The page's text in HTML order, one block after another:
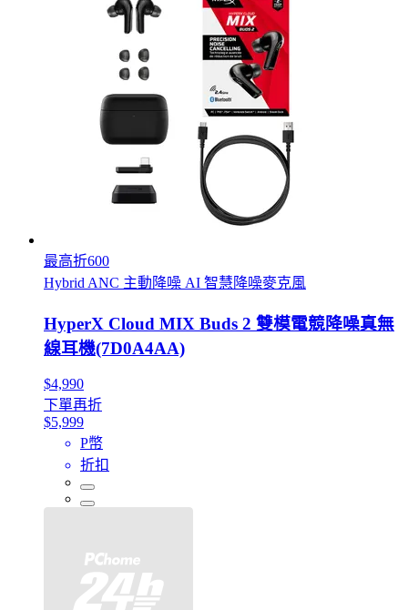
最高折600
Hybrid ANC 主動降噪 AI 智慧降噪麥克風
HyperX Cloud MIX Buds 2 雙模電競降噪真無
線耳機(7D0A4AA)
$4,990
下單再折
$5,999
P幣
折扣